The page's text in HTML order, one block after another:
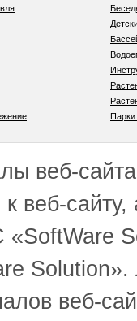
веб-
веб-
Solution».
веб-